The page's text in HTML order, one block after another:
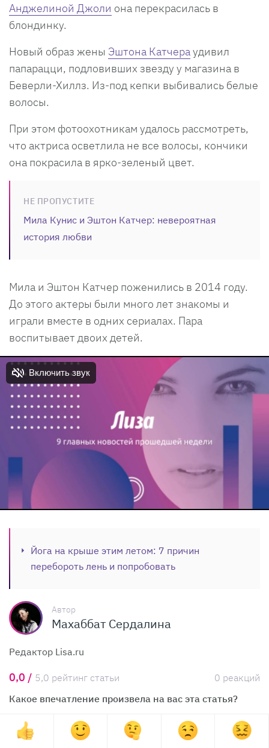
Анджелиной Джоли она перекрасилась в
блондинку.
Новый образ жены Эштона Катчераудивил
папарацци, подловивших звезду у магазина в
Беверли-Хиллз. Из-под кепки выбивались белые
волосы.
При этом фотоохотникам удалось рассмотреть,
что актриса осветлила не все волосы, кончики
она покрасила в ярко-зеленый цвет.
НЕ ПРОПУСТИТЕ
Мила Кунис и Эштон Катчер: невероятная
история любви
Мила и Эштон Катчер поженились в 2014 году.
До этого актеры были много лет знакомы и
играли вместе в одних сериалах. Пара
воспитывает двоих детей.
Йога на крыше этим летом: 7 причин
перебороть лень и попробовать
Автор
Махаббат Сердалина
Редактор Lisa.ru
0,0 / 5,0 рейтинг статьи
0 реакций
Какое впечатление произвела на вас эта статья?